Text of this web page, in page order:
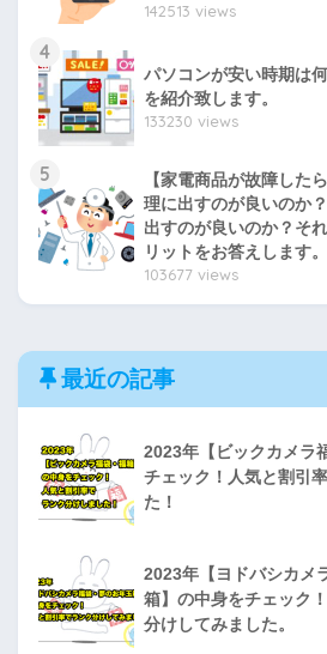
142513 views
4
パソコンが安い時期は
を紹介致します。
133230 views
5
【家電商品が故障した
理に出すのが良いのか
出すのが良いのか？そ
リットをお答えします。
103677 views
最近の記事
2023年【ビックカメラ
チェック！人気と割引
た！
2023年【ヨドバシカメ
箱】の中身をチェック
分けしてみました。